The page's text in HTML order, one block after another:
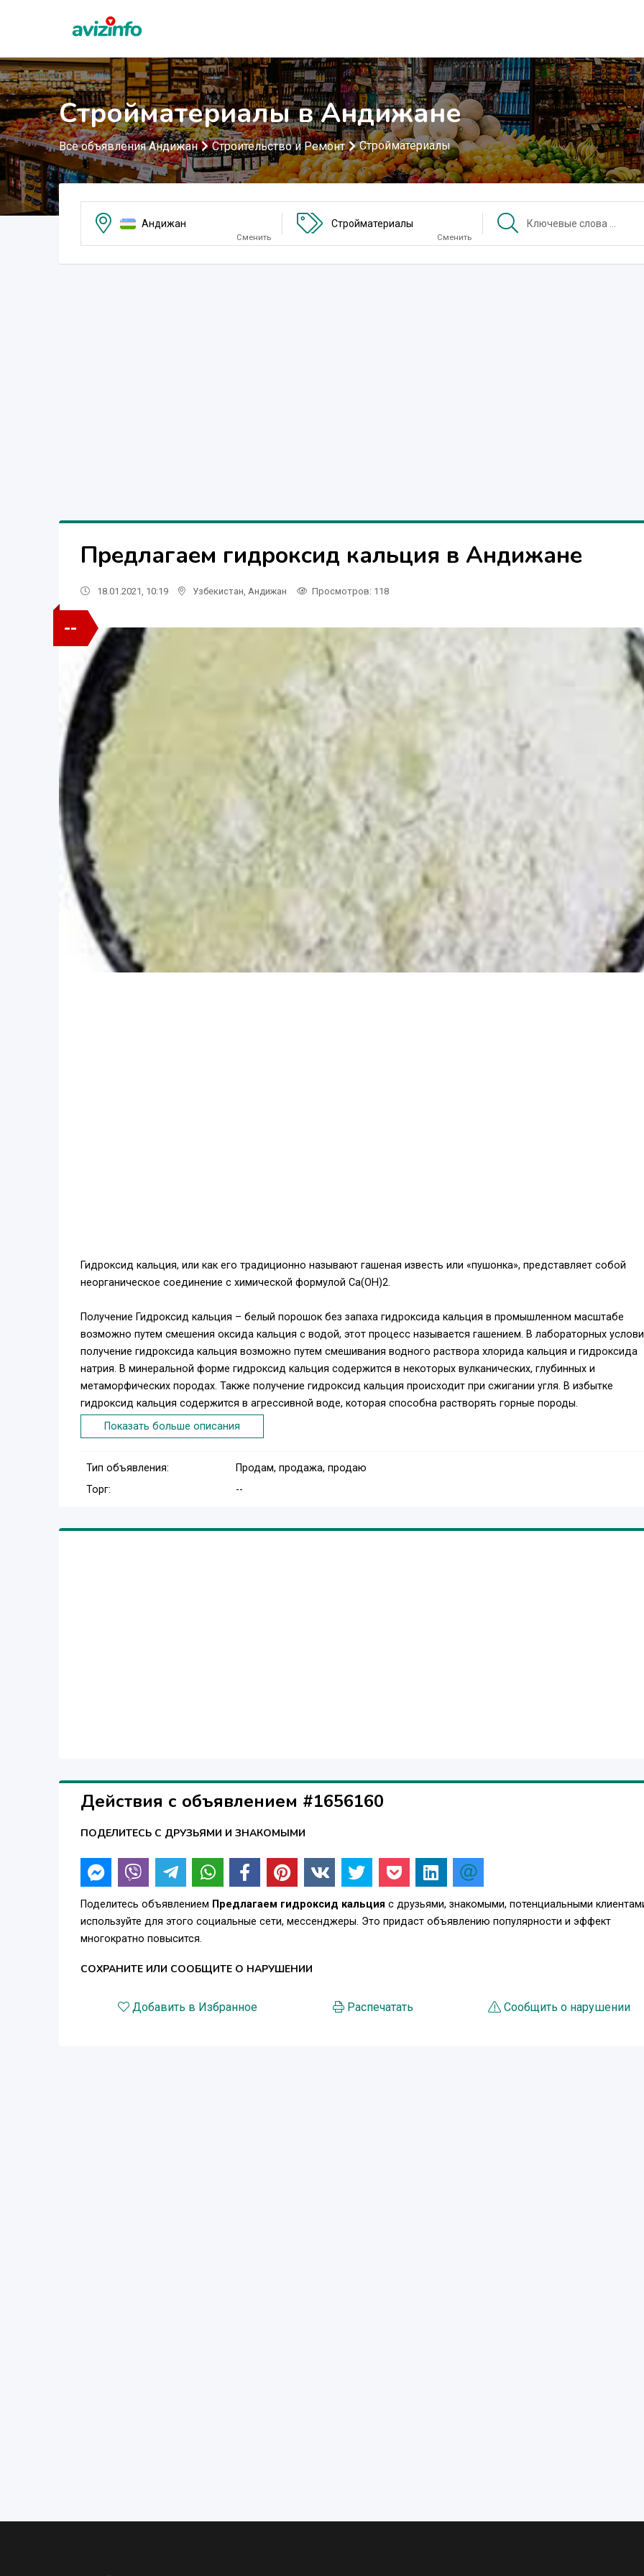
Стройматериалы в Андижане
Все объявления Андижан Строительство и Ремонт Стройматериалы
Андижан
Сменить
Стройматериалы
Сменить
Предлагаем гидроксид кальция в Андижане
18.01.2021, 10:19 Узбекистан Андижан Просмотров: 118
--
Гидроксид кальция, или как его традиционно называют гашеная известь или «пушонка», представляет собой
неорганическое соединение с химической формулой Ca(OH)2.
Получение Гидроксид кальция – белый порошок без запаха гидроксида кальция в промышленном масштабе
возможно путем смешения оксида кальция с водой, этот процесс называется гашением. В лабораторных
получение гидроксида кальция возможно путем смешивания водного раствора хлорида кальция и гидроксида
натрия. В минеральной форме гидроксид кальция содержится в некоторых вулканических, глубинных и
метаморфических породах. Также получение гидроксид кальция происходит при сжигании угля. В избытке
гидроксид кальция содержится в агрессивной воде, которая способна растворять горные породы.
Применение гидроксида кальция. Широкое применение гидроксид кальция получил в производстве таких
заменителя щелочи в виде суспензий (известковое молоко), которые используются на дубильнях для удаления
волос со шкур, а также в производстве сахара и для побелки стволов деревьев. Известковая вода представляет
Показать больше описания
Тип объявления:
Продам, продажа, продаю
Торг:
--
Действия с объявлением #1656160
ПОДЕЛИТЕСЬ С ДРУЗЬЯМИ И ЗНАКОМЫМИ
Поделитесь объявлением Предлагаем гидроксид кальция с друзьями, знакомыми, потенциальными
используйте для этого социальные сети, мессенджеры. Это придаст объявлению популярности и эффект
многократно повысится.
СОХРАНИТЕ ИЛИ СООБЩИТЕ О НАРУШЕНИИ
Добавить в Избранное Распечатать Сообщить о нарушении